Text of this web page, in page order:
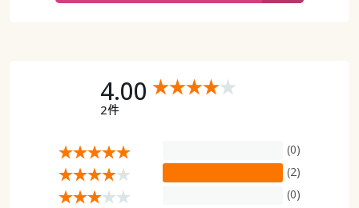
ご利用ガイド
よくある質問とお問い合わせ
4.00
2件
(0)
(2)
(0)